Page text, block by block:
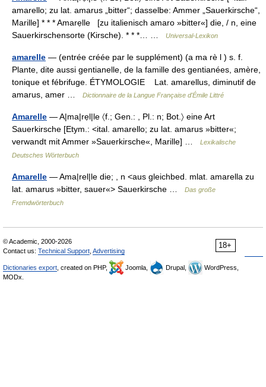
amarello; zu lat. amarus „bitter“; dasselbe: Ammer „Sauerkirsche“,
Marille] * * * Amarẹlle [zu italienisch amaro »bitter«] die, / n, eine
Sauerkirschensorte (Kirsche). * * *… …
Universal-Lexikon
amarelle — (entrée créée par le supplément) (a ma rè l ) s. f.
Plante, dite aussi gentianelle, de la famille des gentianées, amère,
tonique et fébrifuge. ÉTYMOLOGIE Lat. amarellus, diminutif de
amarus, amer …
Dictionnaire de la Langue Française d'Émile Littré
Amarelle — A|ma|rẹl|le 〈f.; Gen.: , Pl.: n; Bot.〉 eine Art
Sauerkirsche [Etym.: <ital. amarello; zu lat. amarus »bitter«;
verwandt mit Ammer »Sauerkirsche«, Marille] …
Lexikalische
Deutsches Wörterbuch
Amarelle — Ama|rel|le die; , n <aus gleichbed. mlat. amarella zu
lat. amarus »bitter, sauer«> Sauerkirsche …
Das große
Fremdwörterbuch
18+
© Academic, 2000-2026
Contact us: Technical Support Advertising
Dictionaries export , created on PHP, Joomla, Drupal,
WordPress,
MODx.